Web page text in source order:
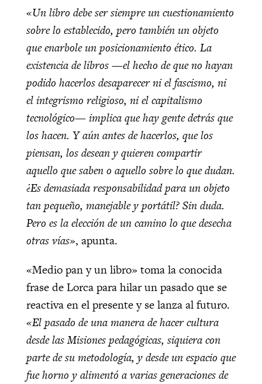
«Un libro debe ser siempre un cuestionamiento
sobre lo establecido, pero también un objeto
que enarbole un posicionamiento ético. La
existencia de libros —el hecho de que no hayan
podido hacerlos desaparecer ni el fascismo, ni
el integrismo religioso, ni el capitalismo
tecnológico— implica que hay gente detrás que
los hacen. Y aún antes de hacerlos, que los
piensan, los desean y quieren compartir
aquello que saben o aquello sobre lo que dudan.
¿Es demasiada responsabilidad para un objeto
tan pequeño, manejable y portátil? Sin duda.
Pero es la elección de un camino lo que desecha
otras vías», apunta.
«Medio pan y un libro» toma la conocida
frase de Lorca para hilar un pasado que se
reactiva en el presente y se lanza al futuro.
«El pasado de una manera de hacer cultura
desde las Misiones pedagógicas, siquiera con
parte de su metodología, y desde un espacio que
fue horno y alimentó a varias generaciones de